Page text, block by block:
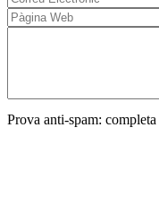
Prova anti-spam: